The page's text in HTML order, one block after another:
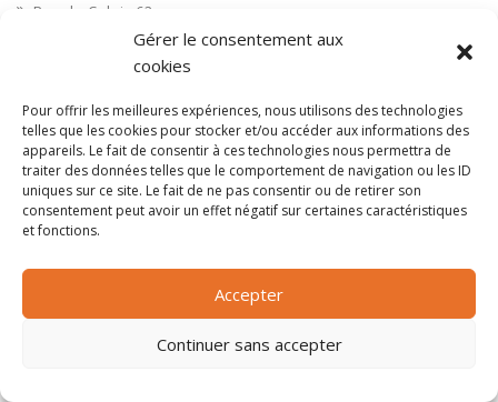
Gérer le consentement aux
cookies
Pour offrir les meilleures expériences, nous utilisons des technologies
telles que les cookies pour stocker et/ou accéder aux informations des
appareils. Le fait de consentir à ces technologies nous permettra de
traiter des données telles que le comportement de navigation ou les ID
uniques sur ce site. Le fait de ne pas consentir ou de retirer son
consentement peut avoir un effet négatif sur certaines caractéristiques
et fonctions.
Accepter
Continuer sans accepter
Pas de Calais 62
Petite distribution
Pétrole
Pharmaceutique, médicaments
Pharmacie et vente d'articles médicaux
Photos
Piscine
Polynésie Française 987